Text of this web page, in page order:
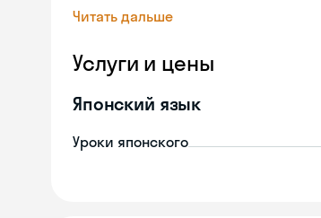
Читать дальше
Услуги и цены
Японский язык
Уроки японского